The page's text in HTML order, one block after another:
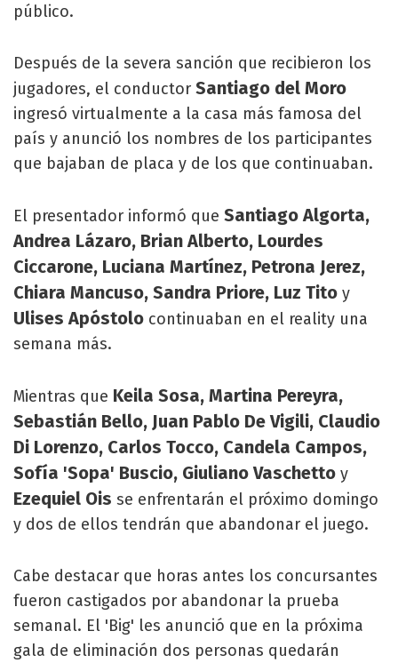
público.
Después de la severa sanción que recibieron los
jugadores, el conductor Santiago del Moro
ingresó virtualmente a la casa más famosa del
país y anunció los nombres de los participantes
que bajaban de placa y de los que continuaban.
El presentador informó que Santiago Algorta,
Andrea Lázaro, Brian Alberto, Lourdes
Ciccarone, Luciana Martínez, Petrona Jerez,
Chiara Mancuso, Sandra Priore, Luz Tito y
Ulises Apóstolo continuaban en el reality una
semana más.
Mientras que Keila Sosa, Martina Pereyra,
Sebastián Bello, Juan Pablo De Vigili, Claudio
Di Lorenzo, Carlos Tocco, Candela Campos,
Sofía 'Sopa' Buscio, Giuliano Vaschetto y
Ezequiel Ois se enfrentarán el próximo domingo
y dos de ellos tendrán que abandonar el juego.
Cabe destacar que horas antes los concursantes
fueron castigados por abandonar la prueba
semanal. El 'Big' les anunció que en la próxima
gala de eliminación dos personas quedarán